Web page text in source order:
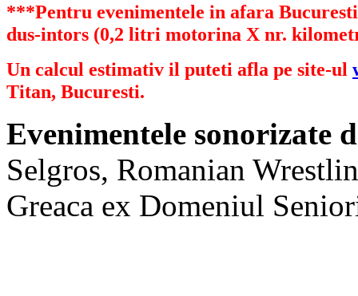
***Pentru evenimentele in afara
dus-intors (0,2 litri motorina X nr.
Un calcul estimativ il puteti afla pe site-ul
Titan, Bucuresti.
Evenimentele sonorizate
Selgros, Romanian
Greaca ex Domeniul